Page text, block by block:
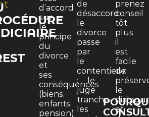
d’accord
sur
le
principe
du
divorce
et
ses
conséquences
(biens,
enfants,
pension).
de
désaccord,
le
divorce
passe
par
le
contentieux
: le
juge
tranche
les
prenez
conseil
tôt,
plus
il
est
facile
de
le
et